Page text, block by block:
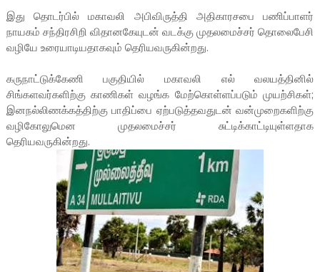
இது தொடர்பில் மகாவலி அபிவிருத்தி அதிகாரசபை பணிப்பாளர்
நாயகம் சந்திரசிறி விதானகேயுடன் வடக்கு முதலமைச்சர் தொலைபேசி
வழியே உரையாடியதாகவும் தெரியவருகின்றது.
கருநாட்டுக்கேணி பகுதியில் மகாவலி எல் வலயத்தினில்
சிங்களவர்களிற்கு காணிகள் வழங்க மேற்கொள்ளப்படும் முயற்சிகள்;
இனநல்லிணக்கத்திற்கு பாதிப்பை ஏற்படுத்தவதுடன் வன்முறைகளிற்கு
வழிகோலுமென முதலமைச்சர் சுட்டிக்காட்டியுள்ளதாக
தெரியவருகின்றது.